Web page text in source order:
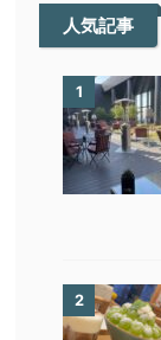
人気記事
1
2